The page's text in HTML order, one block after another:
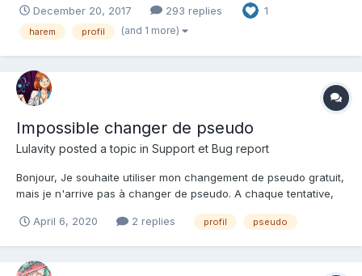
December 20, 2017 293 replies 1
harem profil (and 1 more)
Impossible changer de pseudo
Lulavity posted a topic in Support et Bug report
Bonjour, Je souhaite utiliser mon changement de pseudo gratuit,
mais je n'arrive pas à changer de pseudo. A chaque tentative,
pseudo fait bien entre 3 et 20 caractères puisque j'arrive à
April 6, 2020 2 replies profil pseudo